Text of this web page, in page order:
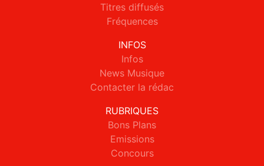
Titres diffusés
Fréquences
INFOS
Infos
News Musique
Contacter la rédac
RUBRIQUES
Bons Plans
Emissions
Concours